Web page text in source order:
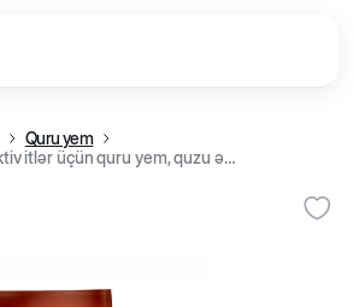
Quru yem
New Dog Bütün cins aktiv itlər üçün quru yem, quzu əti və düyü ilə (15 kg)